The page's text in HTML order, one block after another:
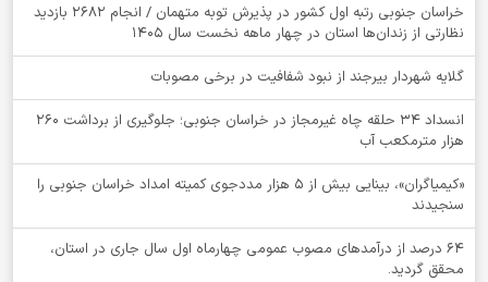
خراسان جنوبی رتبه اول کشور در پذیرش توبه متهمان / انجام ۲۶۸۲ بازدید
نظارتی از زندان‌ها استان در چهار ماهه نخست سال 1405
گلایه شهردار بیرجند از نبود شفافیت در برخی مصوبات
انسداد ۳۴ حلقه چاه غیرمجاز در خراسان جنوبی؛ جلوگیری از برداشت ۲۶۰
هزار مترمکعب آب
«کیمیاگران»، بینایی بیش از ۵ هزار مددجوی کمیته امداد خراسان جنوبی را
سنجیدند
64 درصد از درآمدهای مصوب عمومی چهارماه اول سال جاری در استان،
محقق گردید.